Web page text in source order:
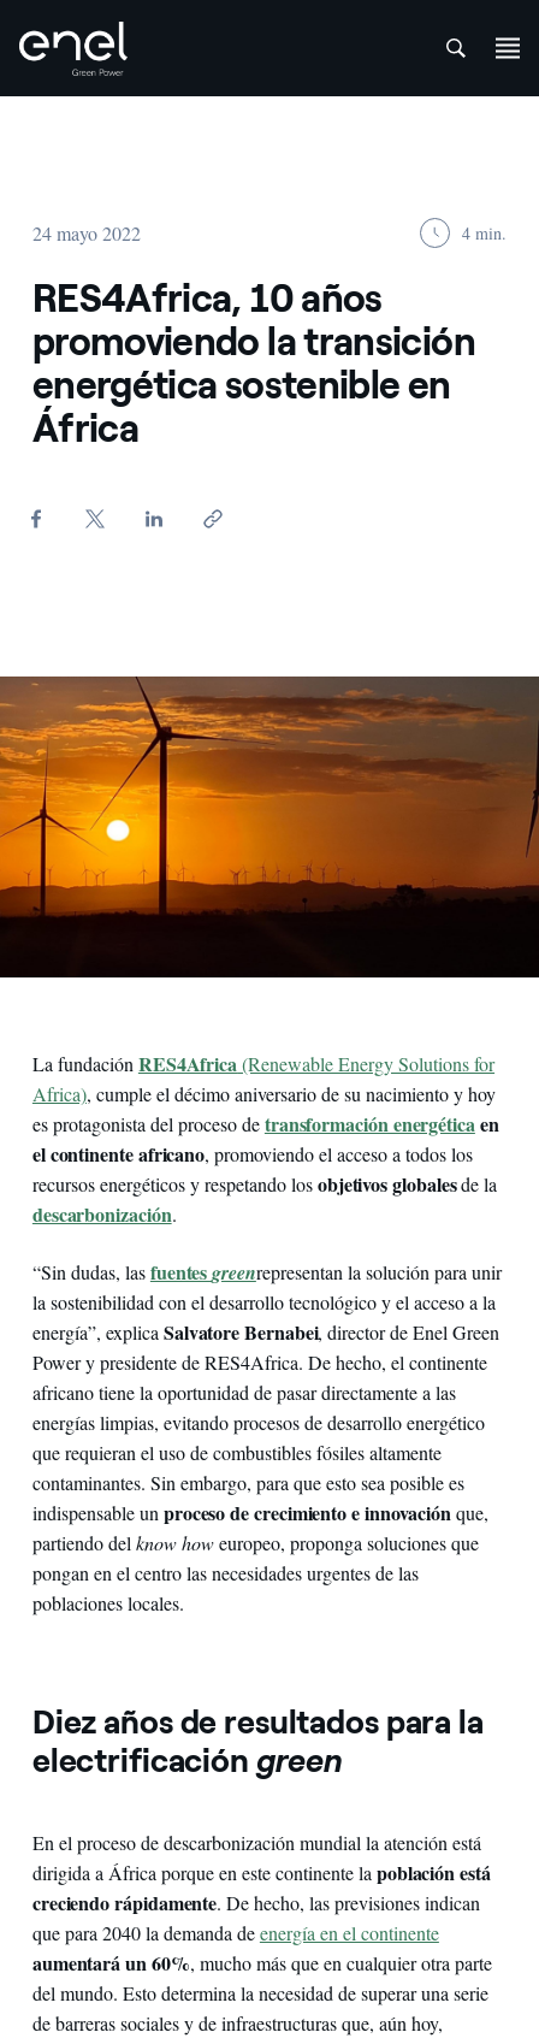
24 mayo 2022 4 min.
RES4Africa, 10 años
promoviendo la transición
energética sostenible en
África
Parque eólico Oyster Bay
La fundación RES4Africa(Renewable Energy Solutions for
Africa), cumple el décimo aniversario de su nacimiento y hoy
es protagonista del proceso detransformación energéticaen
el continente africano, promoviendo el acceso a todos los
recursos energéticos y respetando losobjetivos globalesde la
descarbonización.
“Sin dudas, lasfuentesgreenrepresentan la solución para unir
la sostenibilidad con el desarrollo tecnológico y el acceso a la
energía”, explica Salvatore Bernabei, director de Enel Green
Power y presidente de RES4Africa. De hecho, el continente
africano tiene la oportunidad de pasar directamente a las
energías limpias, evitando procesos de desarrollo energético
que requieran el uso de combustibles fósiles altamente
contaminantes. Sin embargo, para que esto sea posible es
indispensable un proceso de crecimiento e innovaciónque,
partiendo del know howeuropeo, proponga soluciones que
pongan en el centro las necesidades urgentes de las
poblaciones locales.
Diez años de resultados para la
electrificación green
En el proceso de descarbonización mundial la atención está
dirigida a África porque en este continente lapoblación está
creciendo rápidamente. De hecho, las previsiones indican
que para 2040 la demanda deenergía en el continente
aumentará un 60%, mucho más que en cualquier otra parte
del mundo. Esto determina la necesidad de superar una serie
de barreras sociales y de infraestructuras que, aún hoy,